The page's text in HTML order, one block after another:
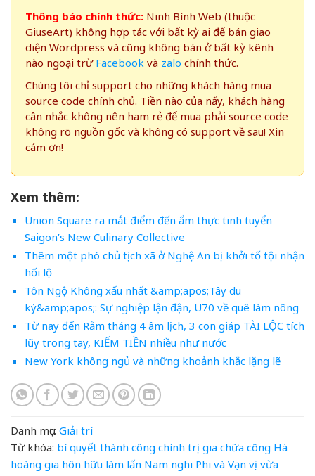
Thông báo chính thức: Ninh Bình Web (thuộc
GiuseArt) không hợp tác với bất kỳ ai để bán giao
diện Wordpress và cũng không bán ở bất kỳ kênh
nào ngoại trừ Facebook và zalo chính thức.
Chúng tôi chỉ support cho những khách hàng mua
source code chính chủ. Tiền nào của nấy, khách hàng
cân nhắc không nên ham rẻ để mua phải source code
không rõ nguồn gốc và không có support về sau! Xin
cám ơn!
Xem thêm:
Union Square ra mắt điểm đến ẩm thực tinh tuyển
Saigon’s New Culinary Collective
Thêm một phó chủ tịch xã ở Nghệ An bị khởi tố tội nhận
hối lộ
Tôn Ngộ Không xấu nhất &amp;apos;Tây du
ký&amp;apos;: Sự nghiệp lận đận, U70 về quê làm nông
Từ nay đến Rằm tháng 4 âm lịch, 3 con giáp TÀI LỘC tích
lũy trong tay, KIẾM TIỀN nhiều như nước
New York không ngủ và những khoảnh khắc lặng lẽ
Danh mục: Giải trí
Từ khóa: bí quyết thành công chính trị gia chữa công Hà
hoàng gia hôn hữu làm lấn Nam nghi Phi và Vạn vị vừa